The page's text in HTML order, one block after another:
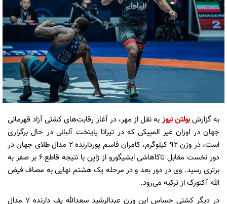
به گزارشبولتن نیوز به نقل از مهر، در آغاز رقابت‌های کشتی آزاد قهرمانی
جهان در اوزان غیر المپیکی که در تیرانا پایتخت آلبانی در حال برگزاری
است، در وزن ۹۲ کیلوگرم، کامران قاسم
پوردارنده
۲ مدال طلای جهان در
دور نخست مقابلتاکاهاشیایشیگورو
از ژاپن با نتیجه قاطع ۶ بر صفر به
برتری رسید. وی در دور بعد و در مرحله یک هشتم نهایی به مصاف فیض
اللهآکتورکاز ترکیه می‌رود.
در دیگر کشتی حساس این وزن عبدالرشید سعدالله یف دارنده ۷ مدال